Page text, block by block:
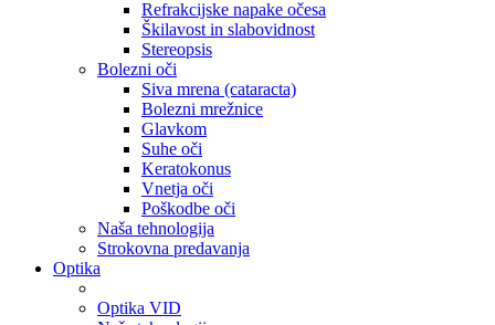
Refrakcijske napake očesa
Škilavost in slabovidnost
Stereopsis
Bolezni oči
Siva mrena (cataracta)
Bolezni mrežnice
Glavkom
Suhe oči
Keratokonus
Vnetja oči
Poškodbe oči
Naša tehnologija
Strokovna predavanja
Optika
Optika VID